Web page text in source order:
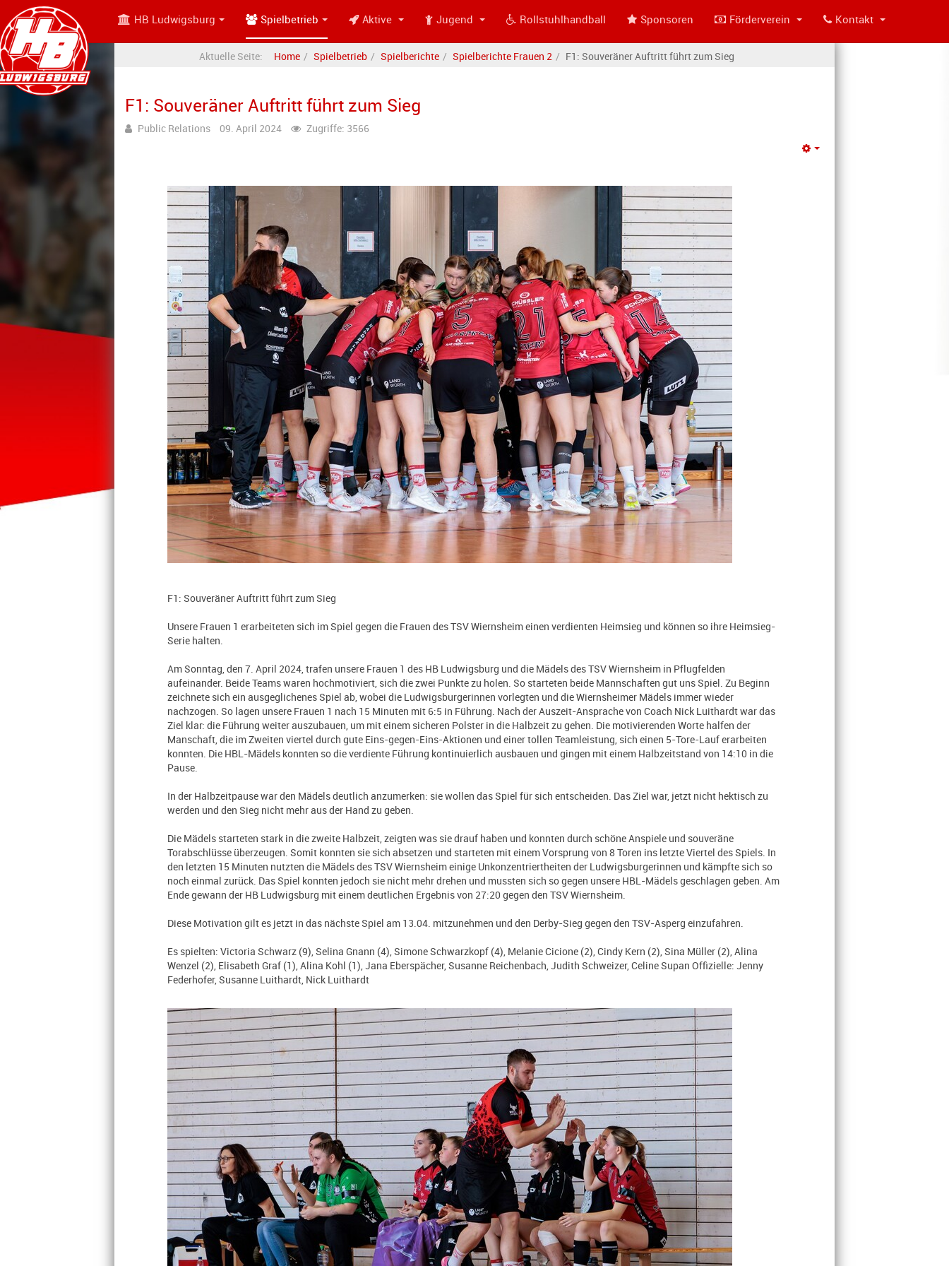
HB Ludwigsburg Spielbetrieb Aktive Jugend Rollstuhlhandball Sponsoren Förderverein Kontakt
Aktuelle Seite: Home Spielbetrieb Spielberichte Spielberichte Frauen 2 F1: Souveräner Auftritt führt zum Sieg
F1: Souveräner Auftritt führt zum Sieg
Public Relations 09. April 2024 Zugriffe: 3566
F1: Souveräner Auftritt führt zum Sieg
Unsere Frauen 1 erarbeiteten sich im Spiel gegen die Frauen des TSV Wiernsheim einen verdienten Heimsieg und können so ihre Heimsieg-
Serie halten.
Am Sonntag, den 7. April 2024, trafen unsere Frauen 1 des HB Ludwigsburg und die Mädels des TSV Wiernsheim in Pflugfelden
aufeinander. Beide Teams waren hochmotiviert, sich die zwei Punkte zu holen. So starteten beide Mannschaften gut uns Spiel. Zu Beginn
zeichnete sich ein ausgeglichenes Spiel ab, wobei die Ludwigsburgerinnen vorlegten und die Wiernsheimer Mädels immer wieder
nachzogen. So lagen unsere Frauen 1 nach 15 Minuten mit 6:5 in Führung. Nach der Auszeit-Ansprache von Coach Nick Luithardt war das
Ziel klar: die Führung weiter auszubauen, um mit einem sicheren Polster in die Halbzeit zu gehen. Die motivierenden Worte halfen der
Manschaft, die im Zweiten viertel durch gute Eins-gegen-Eins-Aktionen und einer tollen Teamleistung, sich einen 5-Tore-Lauf erarbeiten
konnten. Die HBL-Mädels konnten so die verdiente Führung kontinuierlich ausbauen und gingen mit einem Halbzeitstand von 14:10 in die
Pause.
In der Halbzeitpause war den Mädels deutlich anzumerken: sie wollen das Spiel für sich entscheiden. Das Ziel war, jetzt nicht hektisch zu
werden und den Sieg nicht mehr aus der Hand zu geben.
Die Mädels starteten stark in die zweite Halbzeit, zeigten was sie drauf haben und konnten durch schöne Anspiele und souveräne
Torabschlüsse überzeugen. Somit konnten sie sich absetzen und starteten mit einem Vorsprung von 8 Toren ins letzte Viertel des Spiels. In
den letzten 15 Minuten nutzten die Mädels des TSV Wiernsheim einige Unkonzentriertheiten der Ludwigsburgerinnen und kämpfte sich so
noch einmal zurück. Das Spiel konnten jedoch sie nicht mehr drehen und mussten sich so gegen unsere HBL-Mädels geschlagen geben. Am
Ende gewann der HB Ludwigsburg mit einem deutlichen Ergebnis von 27:20 gegen den TSV Wiernsheim.
Diese Motivation gilt es jetzt in das nächste Spiel am 13.04. mitzunehmen und den Derby-Sieg gegen den TSV-Asperg einzufahren.
Es spielten: Victoria Schwarz (9), Selina Gnann (4), Simone Schwarzkopf (4), Melanie Cicione (2), Cindy Kern (2), Sina Müller (2), Alina
Wenzel (2), Elisabeth Graf (1), Alina Kohl (1), Jana Eberspächer, Susanne Reichenbach, Judith Schweizer, Celine Supan Offizielle: Jenny
Federhofer, Susanne Luithardt, Nick Luithardt